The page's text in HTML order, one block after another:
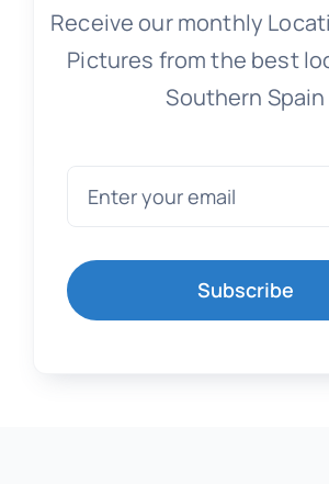
Receive our monthly
Pictures from the best
Southern Spain
Subscribe